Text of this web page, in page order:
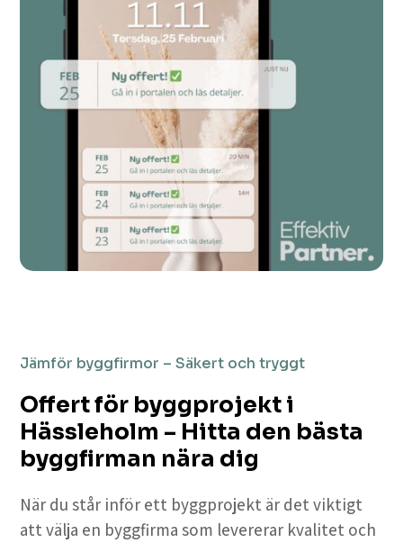
Jämför byggfirmor – Säkert och tryggt
Offert för byggprojekt i
Hässleholm – Hitta den bästa
byggfirman nära dig
När du står inför ett byggprojekt är det viktigt
att välja en byggfirma som levererar kvalitet och